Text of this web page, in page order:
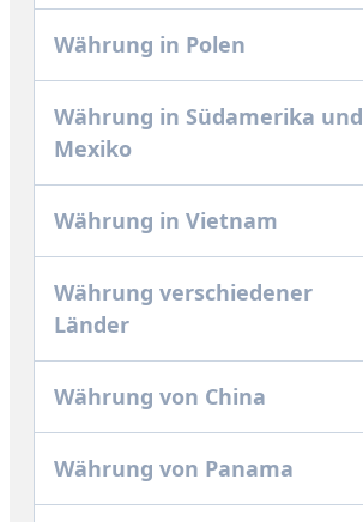
Währung in Polen
Währung in Südamerika und
Mexiko
Währung in Vietnam
Währung verschiedener
Länder
Währung von China
Währung von Panama